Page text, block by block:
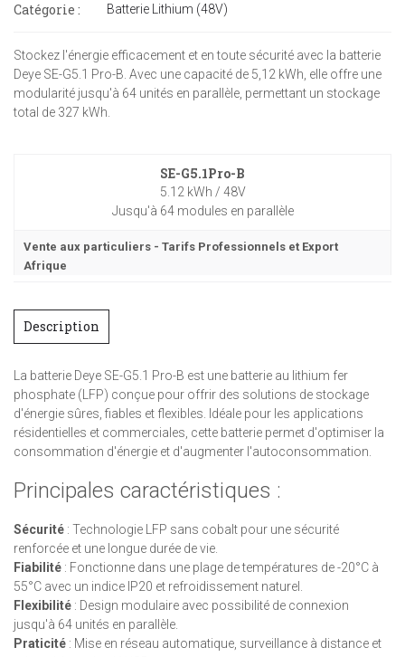
Catégorie : Batterie Lithium (48V)
Stockez l'énergie efficacement et en toute sécurité avec la batterie
Deye SE-G5.1 Pro-B. Avec une capacité de 5,12 kWh, elle offre une
modularité jusqu'à 64 unités en parallèle, permettant un stockage
total de 327 kWh.
SE-G5.1Pro-B
5.12 kWh / 48V
Jusqu'à 64 modules en parallèle
Vente aux particuliers - Tarifs Professionnels et Export
Afrique
Description
La batterie Deye SE-G5.1 Pro-B est une batterie au lithium fer
phosphate (LFP) conçue pour offrir des solutions de stockage
d'énergie sûres, fiables et flexibles. Idéale pour les applications
résidentielles et commerciales, cette batterie permet d'optimiser la
consommation d'énergie et d'augmenter l'autoconsommation.
Principales caractéristiques :
Sécurité : Technologie LFP sans cobalt pour une sécurité
renforcée et une longue durée de vie.
Fiabilité : Fonctionne dans une plage de températures de -20°C à
55°C avec un indice IP20 et refroidissement naturel.
Flexibilité : Design modulaire avec possibilité de connexion
jusqu'à 64 unités en parallèle.
Praticité : Mise en réseau automatique, surveillance à distance et